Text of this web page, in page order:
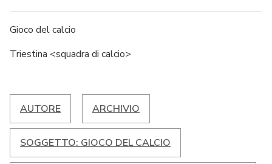
Gioco del calcio
Triestina <squadra di calcio>
AUTORE ARCHIVIO
SOGGETTO: GIOCO DEL CALCIO